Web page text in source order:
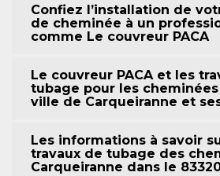
Confiez l’installation de
de cheminée à un
comme Le couvreur PACA
Le couvreur PACA et les
tubage pour les cheminées
ville de Carqueiranne et
Les informations à savoir
travaux de tubage des
Carqueiranne dans le